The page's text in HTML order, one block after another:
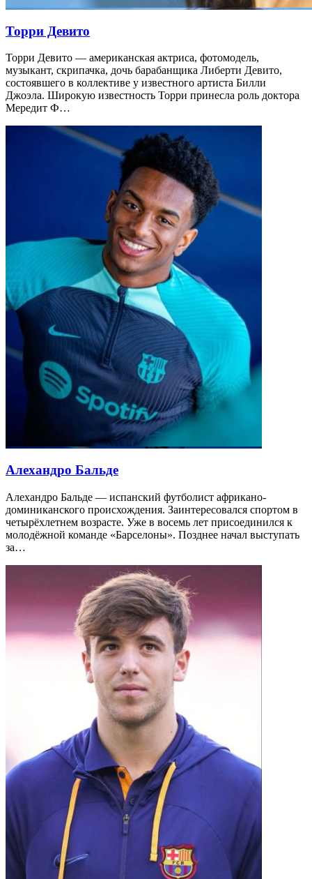
Торри Девито
Торри Девито — американская актриса, фотомодель,
музыкант, скрипачка, дочь барабанщика Либерти Девито,
состоявшего в коллективе у известного артиста Билли
Джоэла. Широкую известность Торри принесла роль доктора
Мередит Ф…
Алехандро Бальде
Алехандро Бальде — испанский футболист африкано-
доминиканского происхождения. Заинтересовался спортом в
четырёхлетнем возрасте. Уже в восемь лет присоединился к
молодёжной команде «Барселоны». Позднее начал выступать
за…